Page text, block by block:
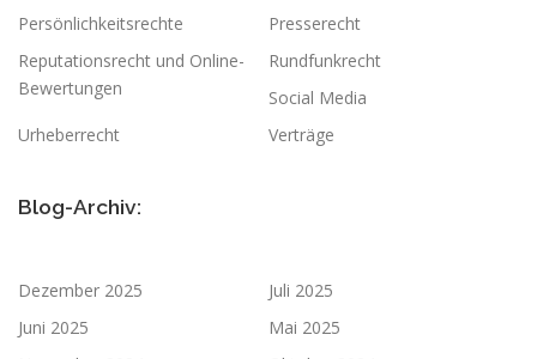
Persönlichkeitsrechte
Presserecht
Reputationsrecht und Online-
Bewertungen
Rundfunkrecht
Social Media
Urheberrecht
Verträge
Blog-Archiv:
Dezember 2025
Juli 2025
Juni 2025
Mai 2025